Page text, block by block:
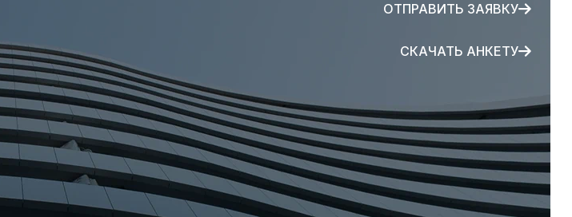
ОТПРАВИТЬ ЗАЯВКУ
СКАЧАТЬ АНКЕТУ